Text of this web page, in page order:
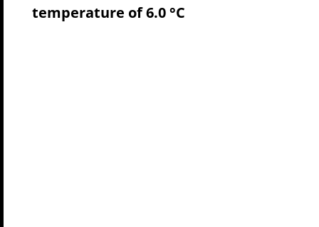
temperature of 6.0 °C